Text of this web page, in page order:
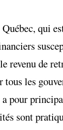
qui
de
tous les
pour
sont